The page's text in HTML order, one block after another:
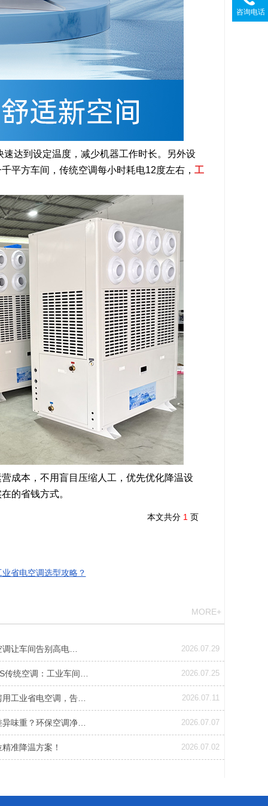
达到设定温度，减少机器工作时长。另外设
平方车间，传统空调每小时耗电12度左右， 工
成本，不用盲目压缩人工，优先优化降温设
的省钱方式。
本文共分 1 页
省电空调选型攻略？
MORE+
让车间告别高电… 2026.07.29
传统空调：工业车间… 2026.07.25
工业省电空调，告… 2026.07.11
味重？环保空调净… 2026.07.07
准降温方案！ 2026.07.02
咨询电话